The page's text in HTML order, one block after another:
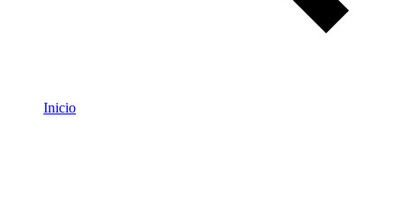
Inicio